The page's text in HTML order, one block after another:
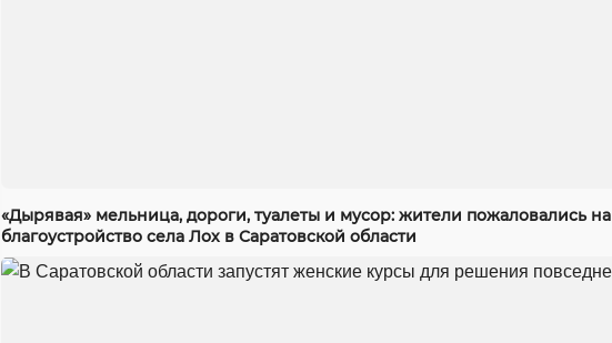
«Дырявая» мельница, дороги, туалеты и мусор: жители пожаловались на
благоустройство села Лох в Саратовской области